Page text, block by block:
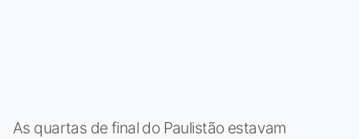
As quartas de final do Paulistão estavam